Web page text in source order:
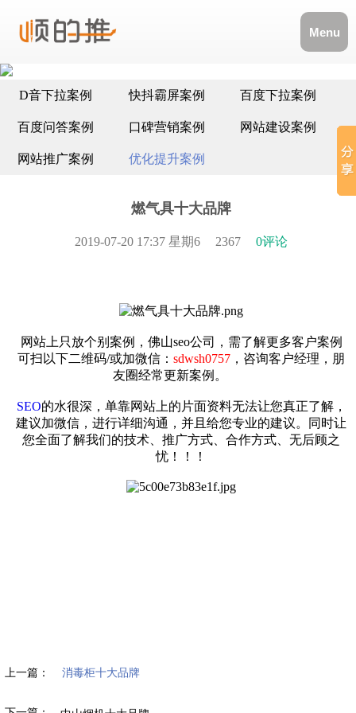
Menu
D音下拉案例 快抖霸屏案例 百度下拉案例
百度问答案例 口碑营销案例 网站建设案例
网站推广案例 优化提升案例
燃气具十大品牌
2019-07-20 17:37 星期6 2367 0评论
网站上只放个别案例，佛山seo公司，需了解更多客户案例
可扫以下二维码/或加微信：sdwsh0757 ，咨询客户经理，朋
友圈经常更新案例。
SEO的水很深，单靠网站上的片面资料无法让您真正了解，
建议加微信，进行详细沟通，并且给您专业的建议。同时让
您全面了解我们的技术、推广方式、合作方式、无后顾之
忧！！！
上一篇： 消毒柜十大品牌